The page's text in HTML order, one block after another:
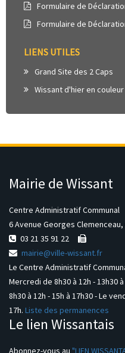
Formulaire de
Formulaire de
LIENS UTILES
Grand Site des 2 Caps
Wissant d'hier en couleur
Mairie de Wissant
Centre Administratif Communal
6 Avenue Georges Clemenceau,
03 21 35 91 22
mairie@ville-wissant.fr
Le Centre Administratif
Mercredi de 8h30 à 12h - 13h30
8h30 à 12h - 15h à 17h30 - Le
17h. Liste des permanences
Le lien Wissantais
Abonnez-vous au "LIEN